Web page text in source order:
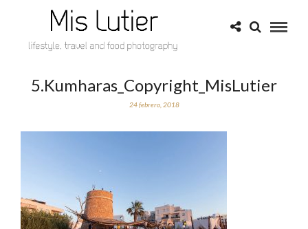
5.Kumharas_Copyright_MisLutier
24 febrero, 2018